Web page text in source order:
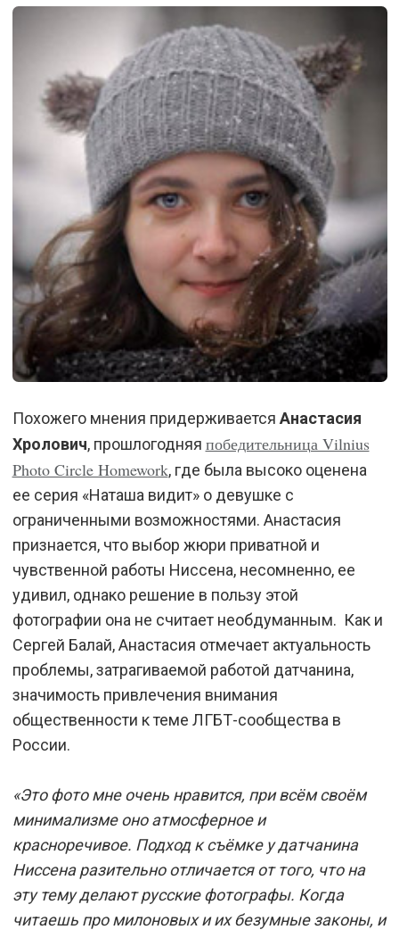
Похожего мнения придерживается Анастасия
Хролович, прошлогодняя победительница Vilnius
Photo Circle Homework, где была высоко оценена
ее серия «Наташа видит» о девушке с
ограниченными возможностями. Анастасия
признается, что выбор жюри приватной и
чувственной работы Ниссена, несомненно, ее
удивил, однако решение в пользу этой
фотографии она не считает необдуманным. Как и
Сергей Балай, Анастасия отмечает актуальность
проблемы, затрагиваемой работой датчанина,
значимость привлечения внимания
общественности к теме ЛГБТ-сообщества в
России.
«Это фото мне очень нравится, при всём своём
минимализме оно атмосферное и
красноречивое. Подход к съёмке у датчанина
Ниссена разительно отличается от того, что на
эту тему делают русские фотографы. Когда
читаешь про милоновых и их безумные законы, и